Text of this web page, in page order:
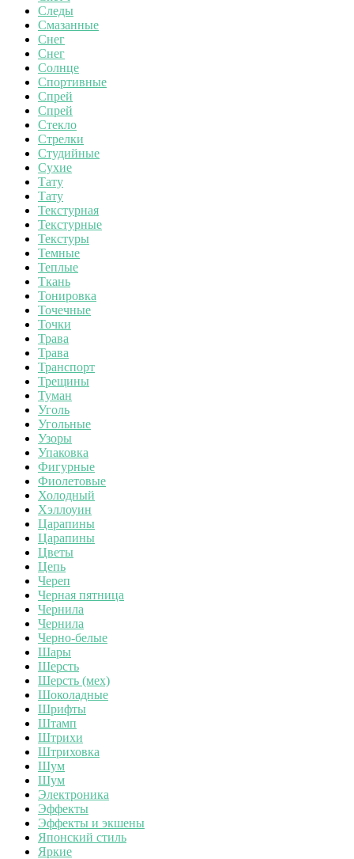
Следы
Смазанные
Снег
Снег
Солнце
Спортивные
Спрей
Спрей
Стекло
Стрелки
Студийные
Сухие
Тату
Тату
Текстурная
Текстурные
Текстуры
Темные
Теплые
Ткань
Тонировка
Точечные
Точки
Трава
Трава
Транспорт
Трещины
Туман
Уголь
Угольные
Узоры
Упаковка
Фигурные
Фиолетовые
Холодный
Хэллоуин
Царапины
Царапины
Цветы
Цепь
Череп
Черная пятница
Чернила
Чернила
Черно-белые
Шары
Шерсть
Шерсть (мех)
Шоколадные
Шрифты
Штамп
Штрихи
Штриховка
Шум
Шум
Электроника
Эффекты
Эффекты и экшены
Японский стиль
Яркие